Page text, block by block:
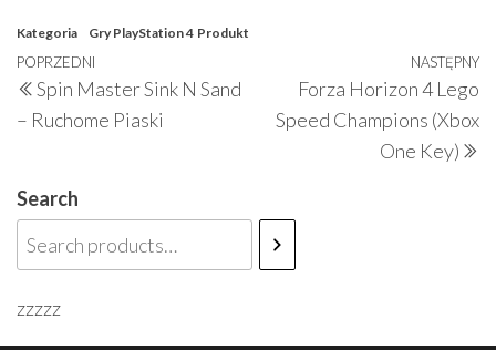
Kategoria Gry PlayStation 4 Produkt
Nawigacja
wpisu
Poprzedni
wpis
POPRZEDNI
Spin Master Sink N Sand
– Ruchome Piaski
NASTĘPNY
Forza Horizon 4 Lego
Speed Champions (Xbox
One Key)
Search
zzzzz